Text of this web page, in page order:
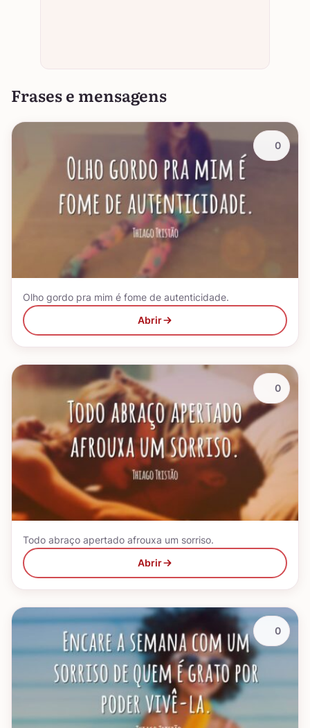
Frases e mensagens
Olho gordo pra mim é fome de autenticidade.
Abrir
0
Todo abraço apertado afrouxa um sorriso.
Abrir
0
0